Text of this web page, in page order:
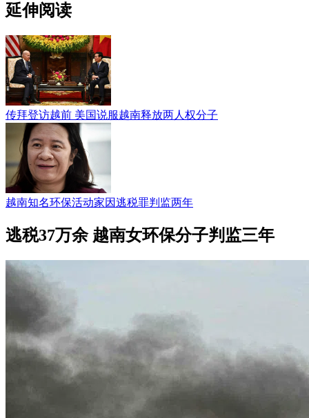
延伸阅读
传拜登访越前 美国说服越南释放两人权分子
越南知名环保活动家因逃税罪判监两年
逃税37万余 越南女环保分子判监三年